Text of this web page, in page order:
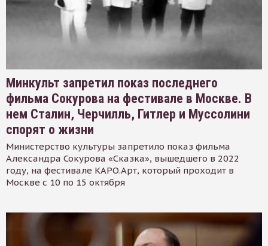
Минкульт запретил показ последнего
фильма Сокурова на фестивале в Москве. В
нем Сталин, Черчилль, Гитлер и Муссолини
спорят о жизни
Министерство культуры запретило показ фильма
Александра Сокурова «Сказка», вышедшего в 2022
году, на фестивале КАРО.Арт, который проходит в
Москве с 10 по 15 октября